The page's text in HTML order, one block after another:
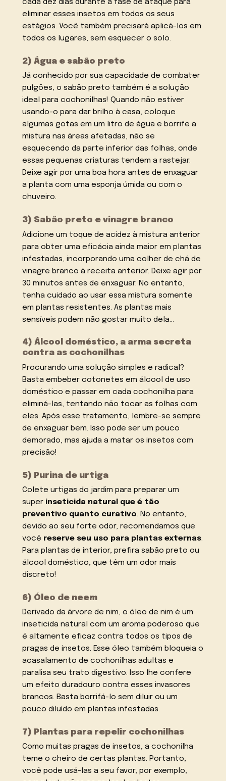
cada dez dias durante a fase de ataque para
eliminar esses insetos em todos os seus
estágios. Você também precisará aplicá-los em
todos os lugares, sem esquecer o solo.
2) Água e sabão preto
Já conhecido por sua capacidade de combater
pulgões, o sabão preto também é a solução
ideal para cochonilhas! Quando não estiver
usando-o para dar brilho à casa, coloque
algumas gotas em um litro de água e borrife a
mistura nas áreas afetadas, não se
esquecendo da parte inferior das folhas, onde
essas pequenas criaturas tendem a rastejar.
Deixe agir por uma boa hora antes de enxaguar
a planta com uma esponja úmida ou com o
chuveiro.
3) Sabão preto e vinagre branco
Adicione um toque de acidez à mistura anterior
para obter uma eficácia ainda maior em plantas
infestadas, incorporando uma colher de chá de
vinagre branco à receita anterior. Deixe agir por
30 minutos antes de enxaguar. No entanto,
tenha cuidado ao usar essa mistura somente
em plantas resistentes. As plantas mais
sensíveis podem não gostar muito dela…
4) Álcool doméstico, a arma secreta
contra as cochonilhas
Procurando uma solução simples e radical?
Basta embeber cotonetes em álcool de uso
doméstico e passar em cada cochonilha para
eliminá-las, tentando não tocar as folhas com
eles. Após esse tratamento, lembre-se sempre
de enxaguar bem. Isso pode ser um pouco
demorado, mas ajuda a matar os insetos com
precisão!
5) Purina de urtiga
Colete urtigas do jardim para preparar um
super inseticida natural que é tão
preventivo quanto curativo. No entanto,
devido ao seu forte odor, recomendamos que
você reserve seu uso para plantas externas.
Para plantas de interior, prefira sabão preto ou
álcool doméstico, que têm um odor mais
discreto!
6) Óleo de neem
Derivado da árvore de nim, o óleo de nim é um
inseticida natural com um aroma poderoso que
é altamente eficaz contra todos os tipos de
pragas de insetos. Esse óleo também bloqueia o
acasalamento de cochonilhas adultas e
paralisa seu trato digestivo. Isso lhe confere
um efeito duradouro contra esses invasores
brancos. Basta borrifá-lo sem diluir ou um
pouco diluído em plantas infestadas.
7) Plantas para repelir cochonilhas
Como muitas pragas de insetos, a cochonilha
teme o cheiro de certas plantas. Portanto,
você pode usá-las a seu favor, por exemplo,